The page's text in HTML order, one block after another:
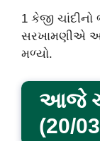
1 કેજી ચાંદીનો
સરખામણીએ
મળ્યો.
આજે
(20/